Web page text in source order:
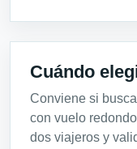
Cuándo
Conviene si
con vuelo
dos viajeros y